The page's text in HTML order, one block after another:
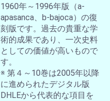
1960年～1996年版（a-
apasanca、b-bajoca）の復
刻版です。過去の貴重な学
術的成果であり、一次史料
としての価値が高いもので
す。
※ 第４～10巻は2005年以降
に進められたデジタル版
DHLEから代表的な項目を